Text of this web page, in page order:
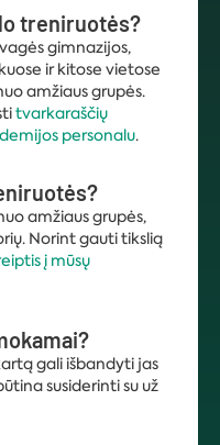
treniruotės?
gimnazijos,
ir kitose vietose
amžiaus grupės.
tvarkaraščių
personalu.
amžiaus grupės,
Norint gauti tikslią
į mūsų
gali išbandyti jas
susiderinti su už